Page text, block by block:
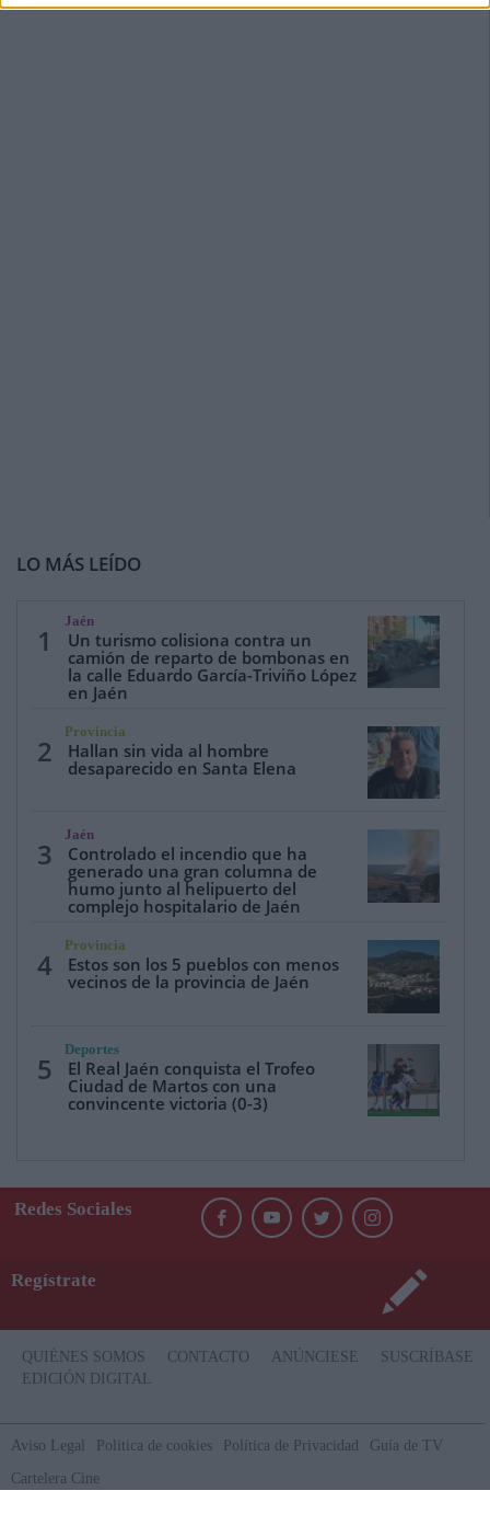
LO MÁS LEÍDO
1
Jaén
Un turismo colisiona contra un
camión de reparto de bombonas en
la calle Eduardo García-Triviño López
en Jaén
2
Provincia
Hallan sin vida al hombre
desaparecido en Santa Elena
3
Jaén
Controlado el incendio que ha
generado una gran columna de
humo junto al helipuerto del
complejo hospitalario de Jaén
4
Provincia
Estos son los 5 pueblos con menos
vecinos de la provincia de Jaén
5
Deportes
El Real Jaén conquista el Trofeo
Ciudad de Martos con una
convincente victoria (0-3)
Redes Sociales
Regístrate
QUIÉNES SOMOS CONTACTO ANÚNCIESE
SUSCRÍBASE
EDICIÓN DIGITAL
Aviso Legal Politica de cookies Política de Privacidad
Guía de TV
Cartelera Cine